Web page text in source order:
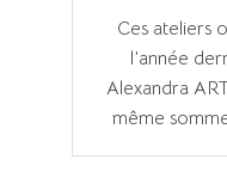
Ces ateliers
l’année
Alexandra
même